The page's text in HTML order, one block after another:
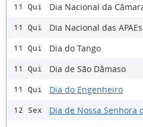
11 Qui Dia Nacional da
11 Qui Dia Nacional das APAEs
11 Qui Dia do Tango
11 Qui Dia de São Dâmaso
11 Qui Dia do Engenheiro
12 Sex Dia de Nossa Senhora